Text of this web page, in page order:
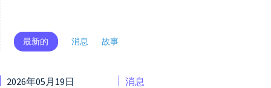
最新的 消息 故事
2026年05月19日
消息